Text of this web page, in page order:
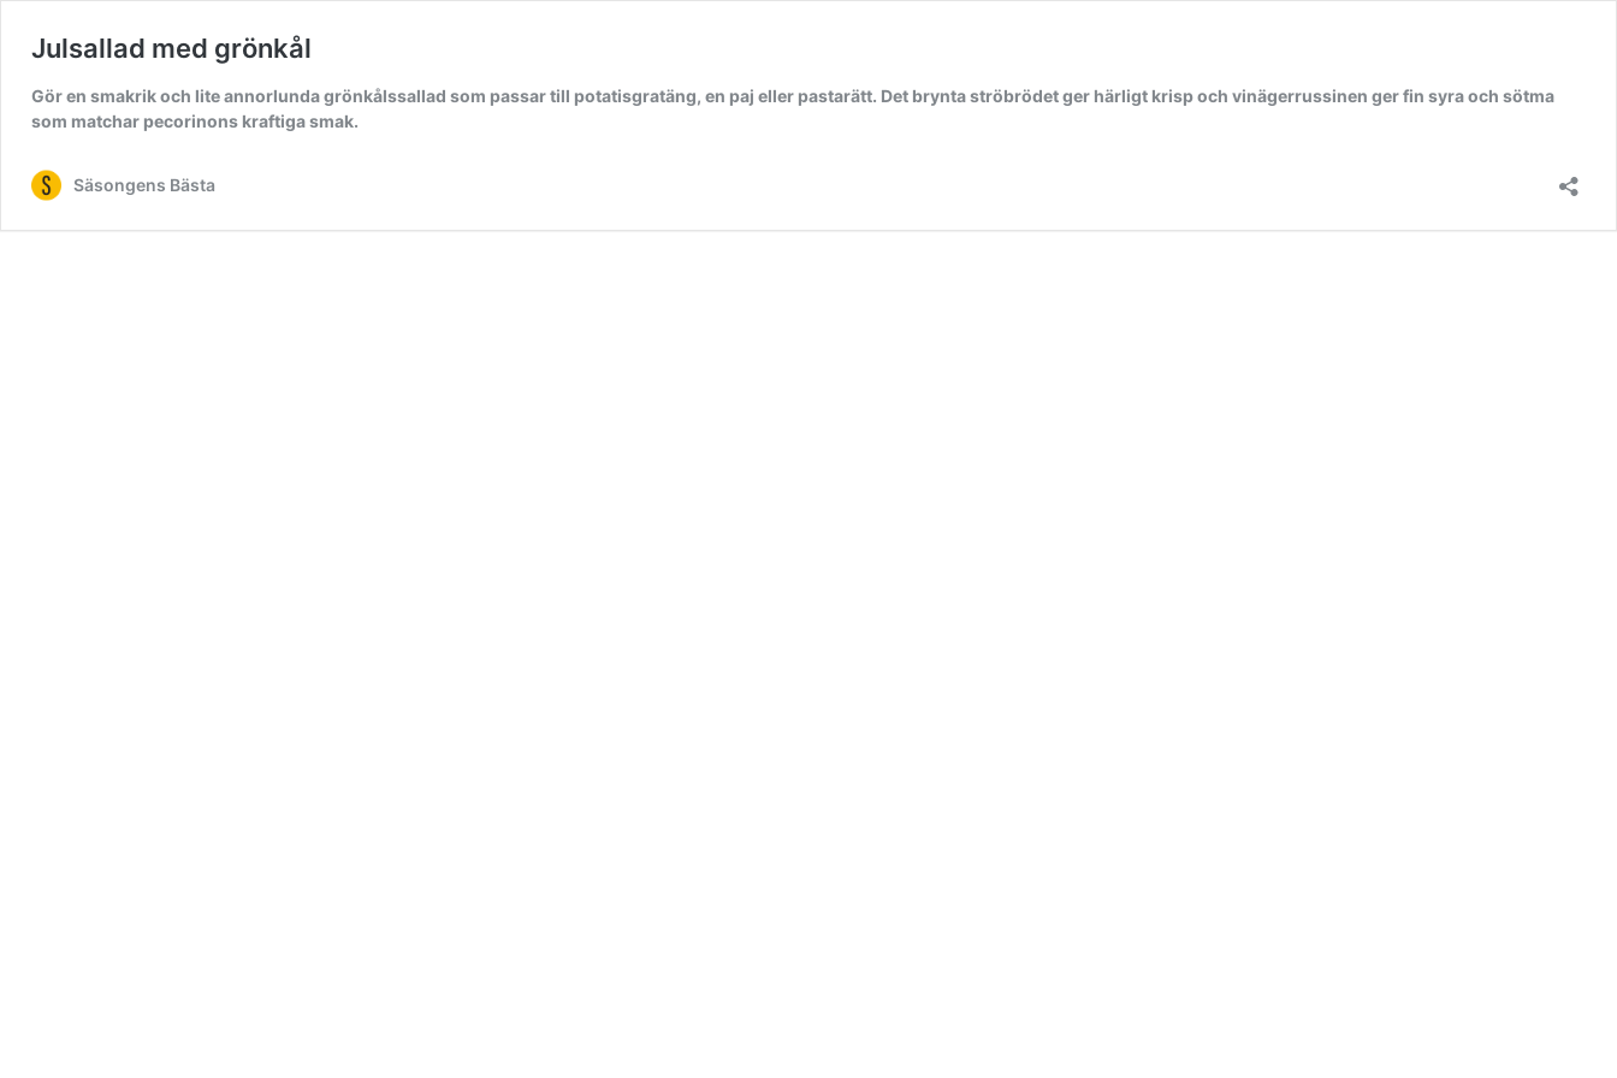
Julsallad med grönkål
Gör en smakrik och lite annorlunda grönkålssallad som passar till potatisgratäng, en paj eller pastarätt. Det brynta ströbrödet ger härligt krisp och vinägerrussinen ger fin syra och sötma
som matchar pecorinons kraftiga smak.
Säsongens Bästa